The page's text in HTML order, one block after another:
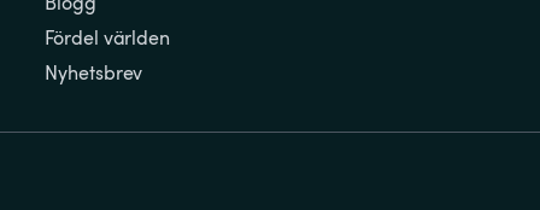
Fördel världen
Nyhetsbrev